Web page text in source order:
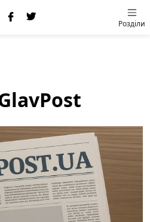
Розділи